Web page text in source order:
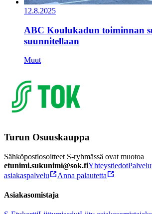
12.8.2025
ABC Koulukadun toiminnan
suunnitellaan
Muut
Turun Osuuskauppa
Sähköpostiosoitteet S-ryhmässä ovat muotoa
etunimi.sukunimi@sok.fiYhteystiedot
asiakaspalvelu
Anna palautetta
Asiakasomistaja